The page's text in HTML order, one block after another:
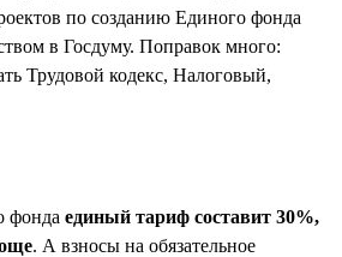
по созданию Единого фонда
в Госдуму. Поправок много:
Трудовой кодекс, Налоговый,
фонда единый тариф составит 30%,
. А взносы на обязательное